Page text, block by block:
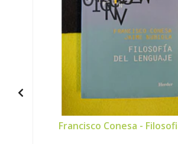
Francisco Conesa -